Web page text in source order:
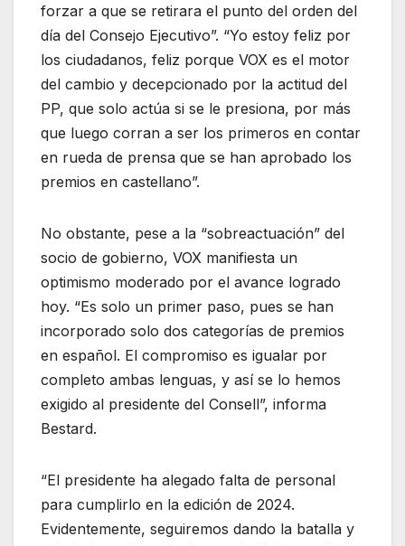
forzar a que se retirara el punto del orden del
día del Consejo Ejecutivo”. “Yo estoy feliz por
los ciudadanos, feliz porque VOX es el motor
del cambio y decepcionado por la actitud del
PP, que solo actúa si se le presiona, por más
que luego corran a ser los primeros en contar
en rueda de prensa que se han aprobado los
premios en castellano”.
No obstante, pese a la “sobreactuación” del
socio de gobierno, VOX manifiesta un
optimismo moderado por el avance logrado
hoy. “Es solo un primer paso, pues se han
incorporado solo dos categorías de premios
en español. El compromiso es igualar por
completo ambas lenguas, y así se lo hemos
exigido al presidente del Consell”, informa
Bestard.
“El presidente ha alegado falta de personal
para cumplirlo en la edición de 2024.
Evidentemente, seguiremos dando la batalla y